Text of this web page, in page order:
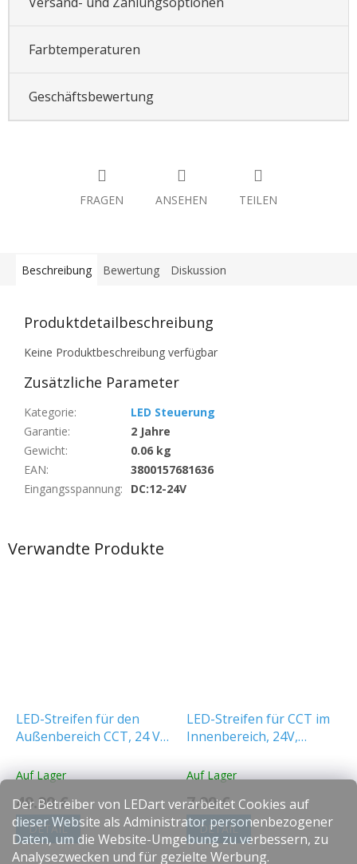
Der Betreiber von LEDart verarbeitet Cookies auf
dieser Website als Administrator personenbezogener
Daten, um die Website-Umgebung zu verbessern, zu
Analysezwecken und für gezielte Werbung.
Farbtemperaturen
Geschäftsbewertung
FRAGEN ANSEHEN TEILEN
Verwandte Produkte
LED-Streifen für den
Außenbereich CCT, 24 V,
5-m-Paket
Auf Lager
49.99 €
DETAIL
LED-Streifen für CCT im
Innenbereich, 24V,
Auf Lager
7.99 €
DETAIL
Beschreibung Bewertung Diskussion
Produktdetailbeschreibung
Keine Produktbeschreibung verfügbar
Zusätzliche Parameter
Kategorie:
LED Steuerung
Garantie:
2 Jahre
Gewicht:
0.06 kg
EAN:
3800157681636
Eingangsspannung: DC:12-24V